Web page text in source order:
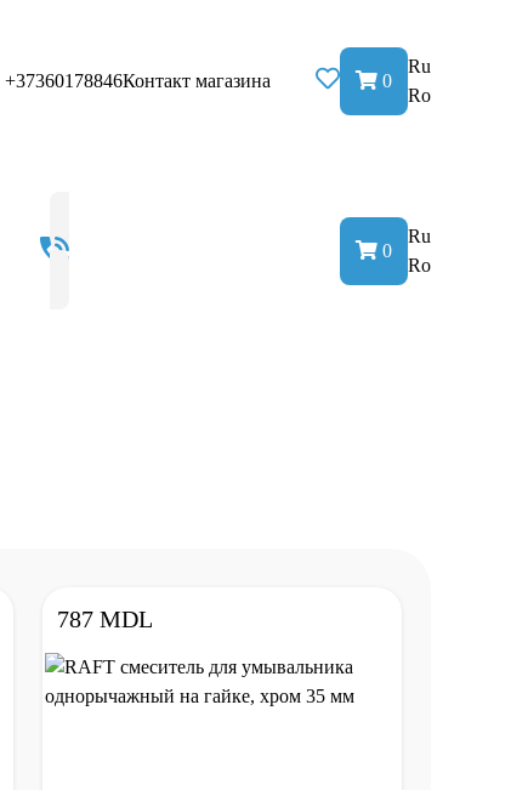
+37360178846Контакт магазина 0
Ru
Ro
0
Ru
Ro
787 MDL